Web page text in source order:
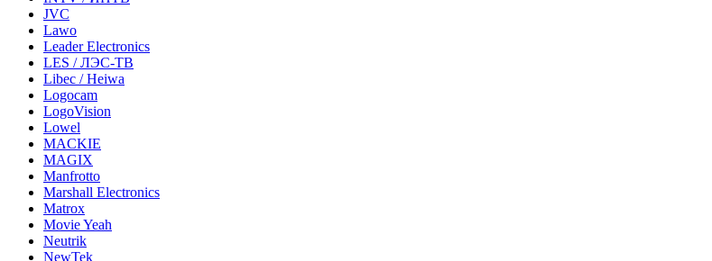
JVC
Lawo
Leader Electronics
LES / ЛЭС-ТВ
Libec / Heiwa
Logocam
LogoVision
Lowel
MACKIE
MAGIX
Manfrotto
Marshall Electronics
Matrox
Movie Yeah
Neutrik
NewTek